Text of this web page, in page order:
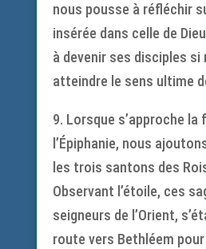
nous pousse à réfléchir
insérée dans celle de
à devenir ses disciples si
atteindre le sens ultime
9. Lorsque s’approche la
l’Épiphanie, nous
les trois santons des
Observant l’étoile, ces
seigneurs de l’Orient,
route vers Bethléem